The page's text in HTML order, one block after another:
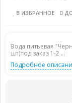
В ИЗБРАННОЕ
Вода питьевая
шт(под заказ 1-2 ...
Подробное